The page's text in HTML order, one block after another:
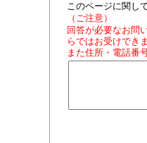
このページに関し
（ご注意）
回答が必要なお問
らではお受けでき
また住所・電話番